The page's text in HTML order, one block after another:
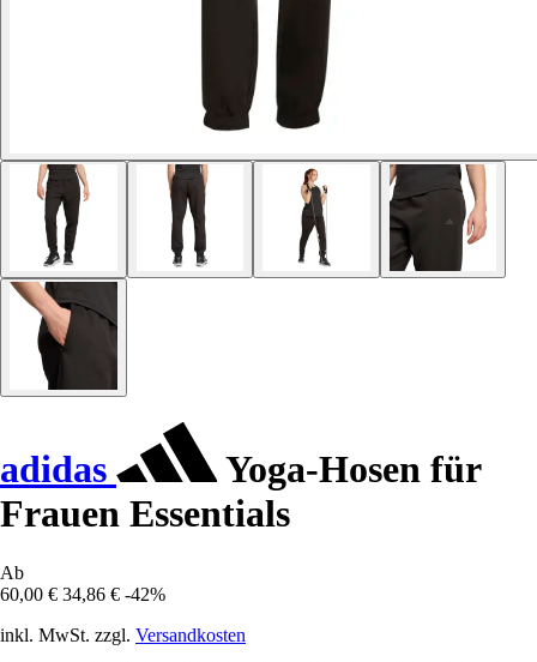
adidas
Yoga-Hosen für
Frauen Essentials
Ab
60,00 € 34,86 € -42%
inkl. MwSt. zzgl. Versandkosten